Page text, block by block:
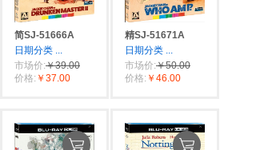
简SJ-51666A
日期分类 ...
市场价:￥39.00
价格: ￥37.00
精SJ-51671A
日期分类 ...
市场价:￥50.00
价格: ￥46.00